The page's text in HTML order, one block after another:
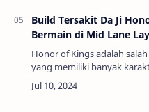
Build Tersakit Da Ji
Bermain di Mid Lane
Honor of Kings adalah
yang memiliki banyak
satunya adalah Da Ji. Da Ji
dengan burst damage yang